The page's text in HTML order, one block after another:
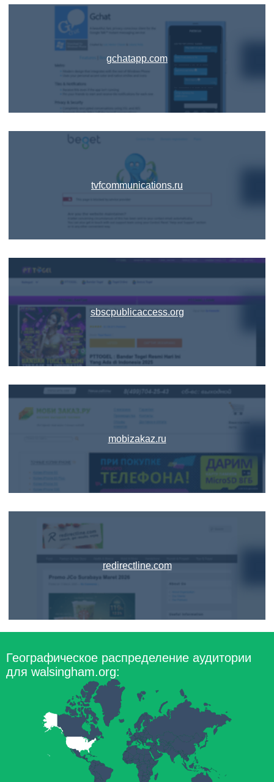
gchatapp.com
tvfcommunications.ru
sbscpublicaccess.org
mobizakaz.ru
redirectline.com
Географическое распределение аудитории
для walsingham.org: